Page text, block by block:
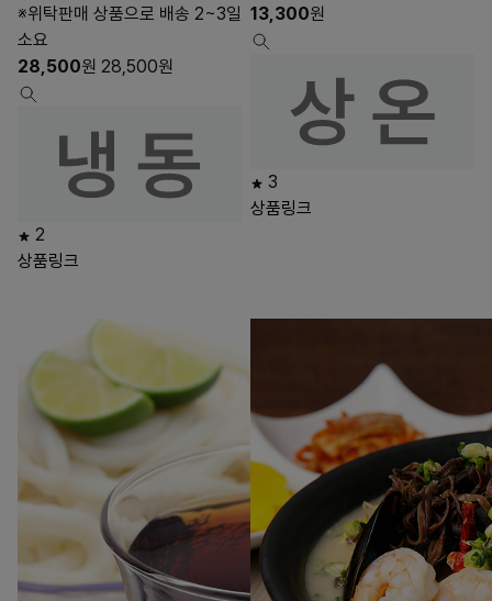
※위탁판매 상품으로 배송 2~3일
소요
28,500원 28,500원
2
상품링크
13,300원
3
상품링크